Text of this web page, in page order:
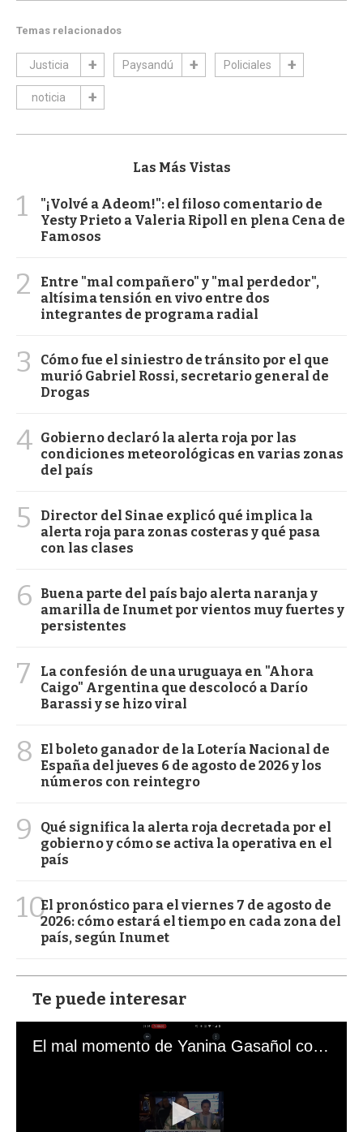
Temas relacionados
Justicia Paysandú Policiales
noticia
Las Más Vistas
1
"¡Volvé a Adeom!": el filoso comentario de
Yesty Prieto a Valeria Ripoll en plena Cena de
Famosos
2
Entre "mal compañero" y "mal perdedor",
altísima tensión en vivo entre dos
integrantes de programa radial
3
Cómo fue el siniestro de tránsito por el que
murió Gabriel Rossi, secretario general de
Drogas
4 Gobierno declaró la alerta roja por las
condiciones meteorológicas en varias zonas
del país
5
Director del Sinae explicó qué implica la
alerta roja para zonas costeras y qué pasa
con las clases
6
Buena parte del país bajo alerta naranja y
amarilla de Inumet por vientos muy fuertes y
persistentes
7
La confesión de una uruguaya en "Ahora
Caigo" Argentina que descolocó a Darío
Barassi y se hizo viral
8
El boleto ganador de la Lotería Nacional de
España del jueves 6 de agosto de 2026 y los
números con reintegro
9
Qué significa la alerta roja decretada por el
gobierno y cómo se activa la operativa en el
país
10El pronóstico para el viernes 7 de agosto de
2026: cómo estará el tiempo en cada zona del
país, según Inumet
Te puede interesar
El mal momento de Yanina Gasañol con un hincha argentino en "Subrayado"